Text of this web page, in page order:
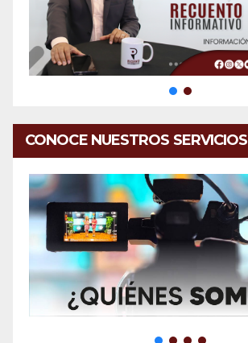
CONOCE NUESTROS SERVICIOS